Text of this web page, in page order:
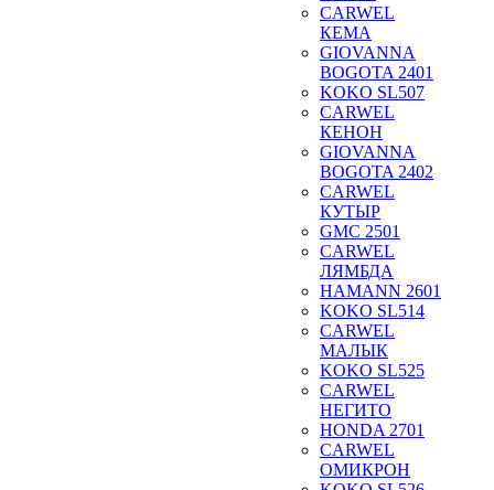
CARWEL
КЕМА
GIOVANNA
BOGOTA 2401
KOKO SL507
CARWEL
КЕНОН
GIOVANNA
BOGOTA 2402
CARWEL
КУТЫР
GMC 2501
CARWEL
ЛЯМБДА
HAMANN 2601
KOKO SL514
CARWEL
МАЛЫК
KOKO SL525
CARWEL
НЕГИТО
HONDA 2701
CARWEL
ОМИКРОН